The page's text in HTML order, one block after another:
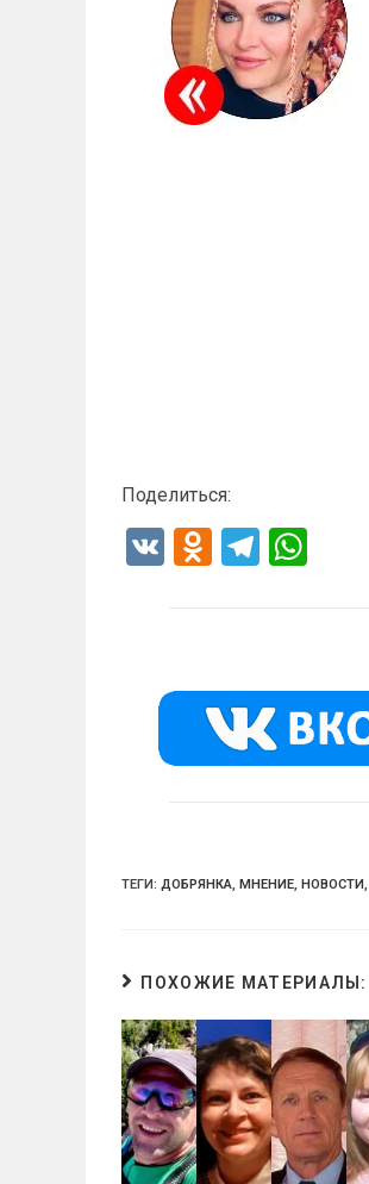
Поделиться:
V
O
kl
a
ss
T
a
m
A
p
p
ТЕГИ: ДОБРЯНКА, МНЕНИЕ, НОВОСТИ,
ПОХОЖИЕ МАТЕРИАЛЫ: